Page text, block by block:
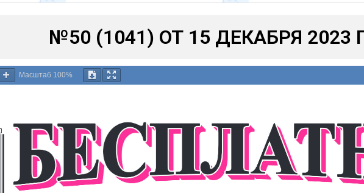
№50 (1041) ОТ 15 ДЕКАБРЯ 2023
Масштаб 100%